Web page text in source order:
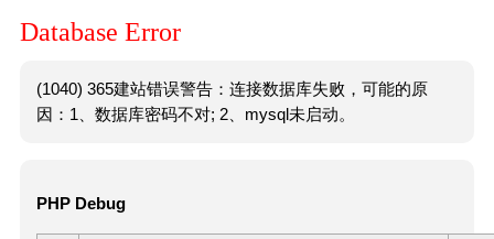
Database Error
(1040) 365建站错误警告：连接数据库失败，可能的原
因：1、数据库密码不对; 2、mysql未启动。
PHP Debug